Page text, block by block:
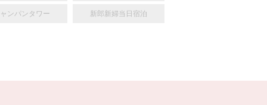
ンパンタワー 新郎新婦当日宿泊